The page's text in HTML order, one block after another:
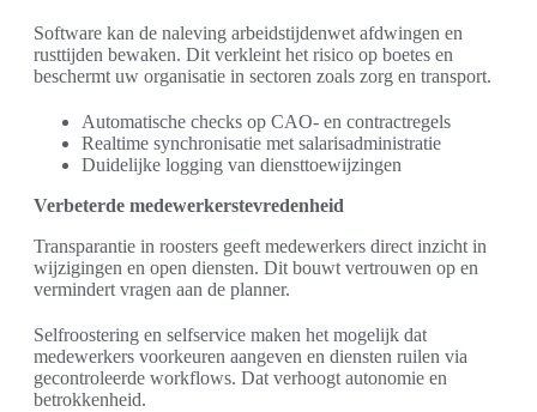
Software kan de naleving arbeidstijdenwet afdwingen en
rusttijden bewaken. Dit verkleint het risico op boetes en
beschermt uw organisatie in sectoren zoals zorg en transport.
Automatische checks op CAO- en contractregels
Realtime synchronisatie met salarisadministratie
Duidelijke logging van diensttoewijzingen
Verbeterde medewerkerstevredenheid
Transparantie in roosters geeft medewerkers direct inzicht in
wijzigingen en open diensten. Dit bouwt vertrouwen op en
vermindert vragen aan de planner.
Selfroostering en selfservice maken het mogelijk dat
medewerkers voorkeuren aangeven en diensten ruilen via
gecontroleerde workflows. Dat verhoogt autonomie en
betrokkenheid.